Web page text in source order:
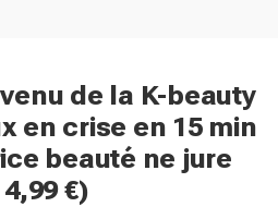
de la K-beauty
en crise en 15 min
beauté ne jure
€)